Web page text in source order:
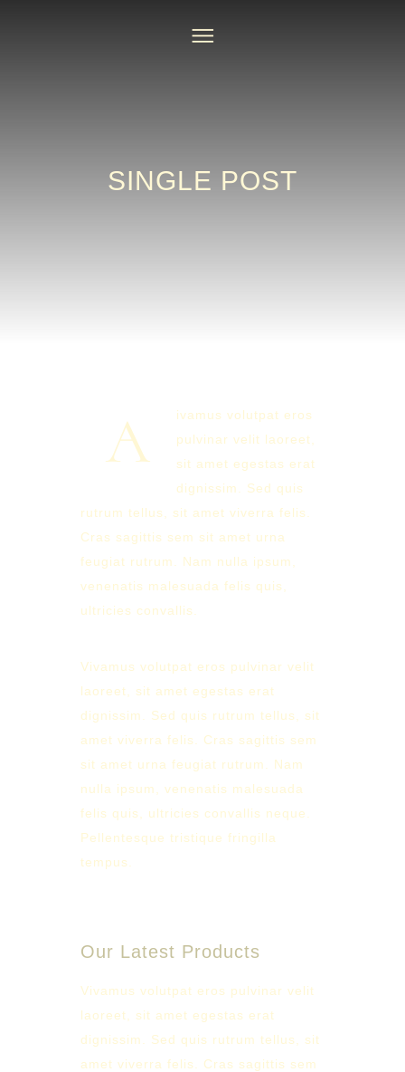
SINGLE POST
A
ivamus volutpat eros
pulvinar velit laoreet,
sit amet egestas erat
dignissim. Sed quis
rutrum tellus, sit amet viverra felis.
Cras sagittis sem sit amet urna
feugiat rutrum. Nam nulla ipsum,
venenatis malesuada felis quis,
ultricies convallis.
Vivamus volutpat eros pulvinar velit
laoreet, sit amet egestas erat
dignissim. Sed quis rutrum tellus, sit
amet viverra felis. Cras sagittis sem
sit amet urna feugiat rutrum. Nam
nulla ipsum, venenatis malesuada
felis quis, ultricies convallis neque.
Pellentesque tristique fringilla
tempus.
Our Latest Products
Vivamus volutpat eros pulvinar velit
laoreet, sit amet egestas erat
dignissim. Sed quis rutrum tellus, sit
amet viverra felis. Cras sagittis sem